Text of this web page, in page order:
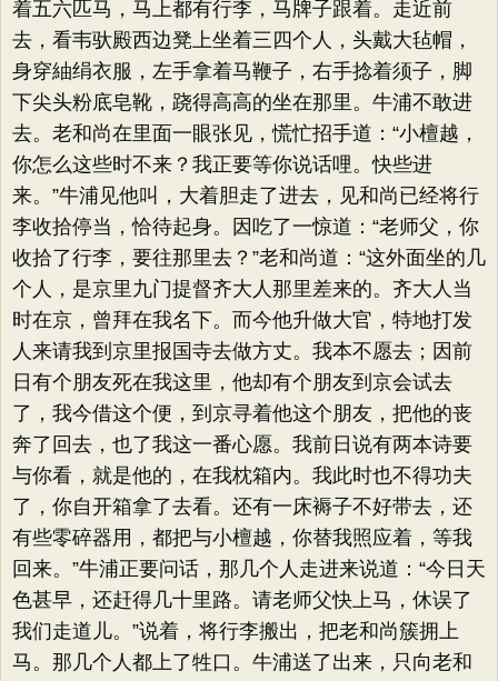
着五六匹马，马上都有行李，马牌子跟着。走近前
去，看韦驮殿西边凳上坐着三四个人，头戴大毡帽，
身穿紬绢衣服，左手拿着马鞭子，右手捻着须子，脚
下尖头粉底皂靴，跷得高高的坐在那里。牛浦不敢进
去。老和尚在里面一眼张见，慌忙招手道：“小檀越，
你怎么这些时不来？我正要等你说话哩。快些进
来。”牛浦见他叫，大着胆走了进去，见和尚已经将行
李收拾停当，恰待起身。因吃了一惊道：“老师父，你
收拾了行李，要往那里去？”老和尚道：“这外面坐的几
个人，是京里九门提督齐大人那里差来的。齐大人当
时在京，曾拜在我名下。而今他升做大官，特地打发
人来请我到京里报国寺去做方丈。我本不愿去；因前
日有个朋友死在我这里，他却有个朋友到京会试去
了，我今借这个便，到京寻着他这个朋友，把他的丧
奔了回去，也了我这一番心愿。我前日说有两本诗要
与你看，就是他的，在我枕箱内。我此时也不得功夫
了，你自开箱拿了去看。还有一床褥子不好带去，还
有些零碎器用，都把与小檀越，你替我照应着，等我
回来。”牛浦正要问话，那几个人走进来说道：“今日天
色甚早，还赶得几十里路。请老师父快上马，休误了
我们走道儿。”说着，将行李搬出，把老和尚簇拥上
马。那几个人都上了牲口。牛浦送了出来，只向老和